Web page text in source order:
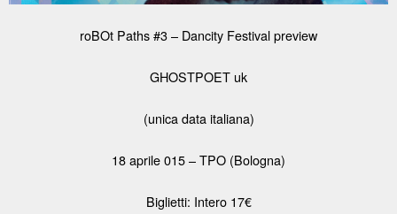
roBOt Paths #3 – Dancity Festival preview
GHOSTPOET uk
(unica data italiana)
18 aprile 015 – TPO (Bologna)
Biglietti: Intero 17€